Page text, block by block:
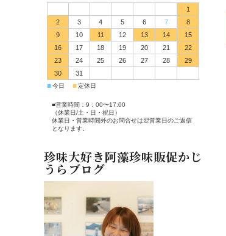
1
2
3 4 5 6 7
8
9
10 11 12 13 14
15
16
17 18 19 20 21
22
23
24 25 26 27 28
29
30
31
■今日 ■定休日
■営業時間：9：00〜17:00
（休業日/土・日・祝日）
休業日・営業時間外のお問合せは翌営業日のご返信
となります。
珍味大好き阿藻珍味販促かじ
うらブログ